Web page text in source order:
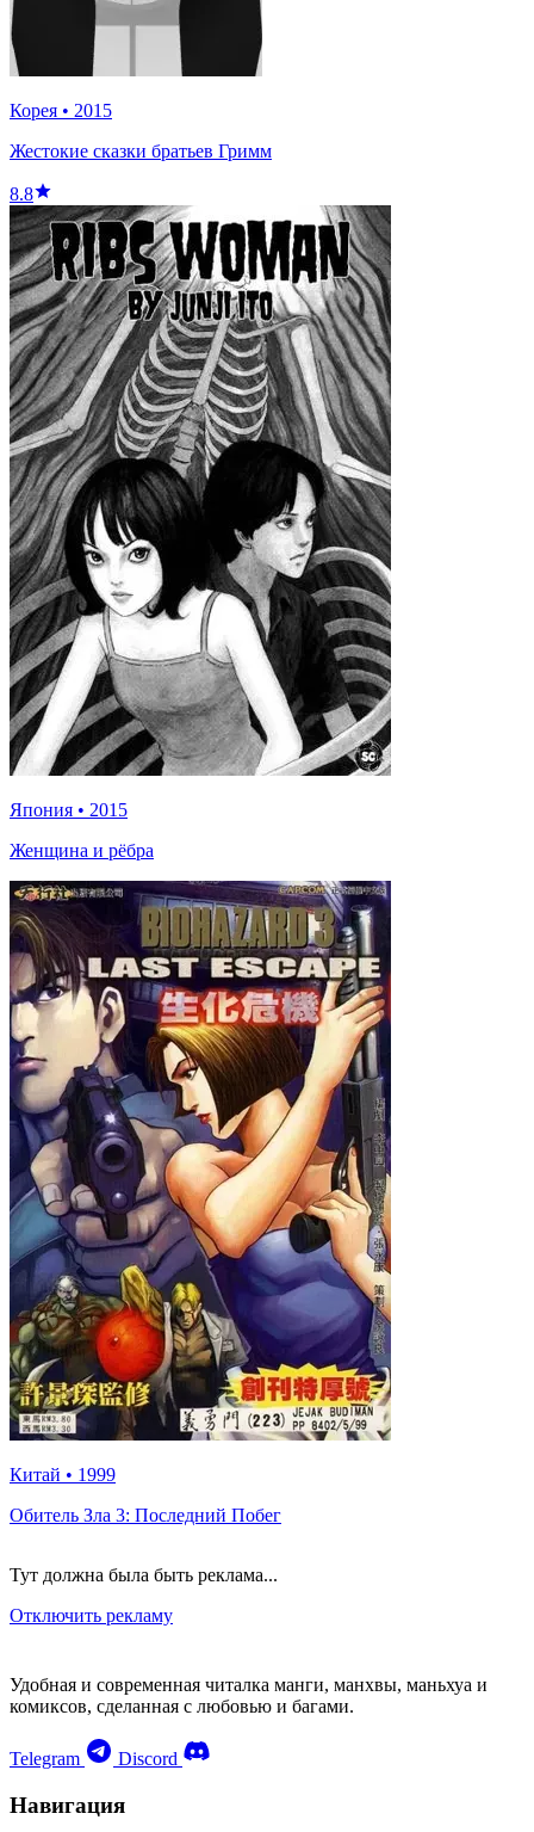
Корея • 2015
Жестокие сказки братьев Гримм
8.8
Япония • 2015
Женщина и рёбра
Китай • 1999
Обитель Зла 3: Последний Побег
Тут должна была быть реклама...
Отключить рекламу
Удобная и современная читалка манги, манхвы, маньхуа и
комиксов, сделанная с любовью и багами.
Telegram Discord
Навигация